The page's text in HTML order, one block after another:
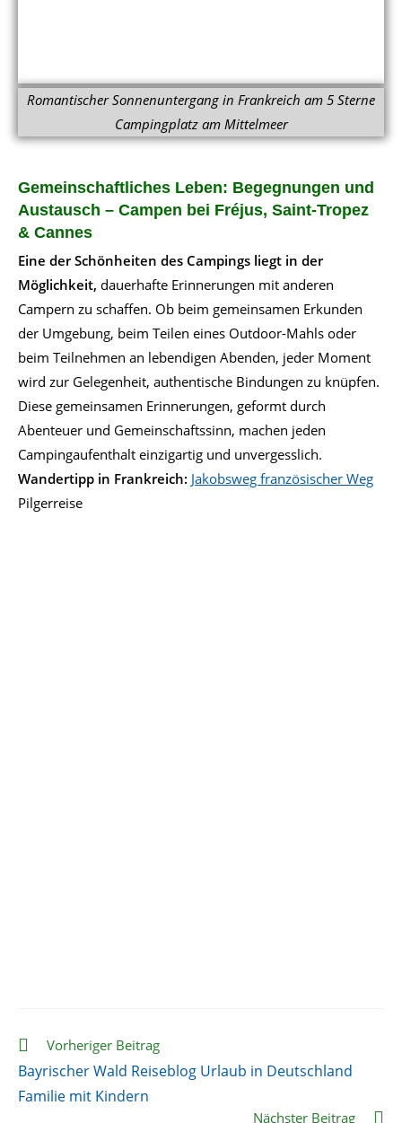
Romantischer Sonnenuntergang in Frankreich am 5 Sterne
Campingplatz am Mittelmeer
Gemeinschaftliches Leben: Begegnungen und
Austausch – Campen bei Fréjus, Saint-Tropez
& Cannes
Eine der Schönheiten des Campings liegt in der
Möglichkeit, dauerhafte Erinnerungen mit anderen
Campern zu schaffen. Ob beim gemeinsamen Erkunden
der Umgebung, beim Teilen eines Outdoor-Mahls oder
beim Teilnehmen an lebendigen Abenden, jeder Moment
wird zur Gelegenheit, authentische Bindungen zu knüpfen.
Diese gemeinsamen Erinnerungen, geformt durch
Abenteuer und Gemeinschaftssinn, machen jeden
Campingaufenthalt einzigartig und unvergesslich.
Wandertipp in Frankreich: Jakobsweg französischer Weg
Pilgerreise
Weitere
ansehen
Vorheriger Beitrag
Bayrischer Wald Reiseblog Urlaub in Deutschland
Familie mit Kindern
Nächster Beitrag